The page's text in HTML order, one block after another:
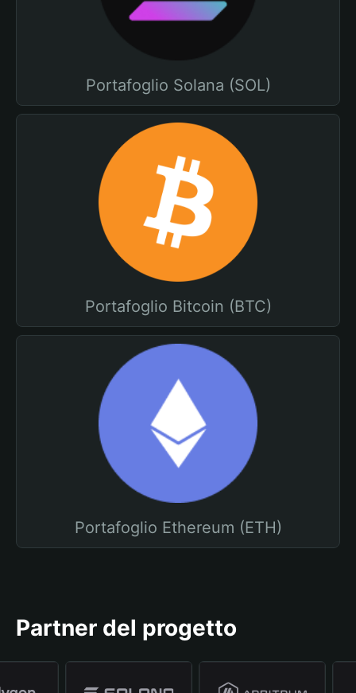
Portafoglio Solana (SOL)
Portafoglio Bitcoin (BTC)
Portafoglio Ethereum (ETH)
Partner del progetto